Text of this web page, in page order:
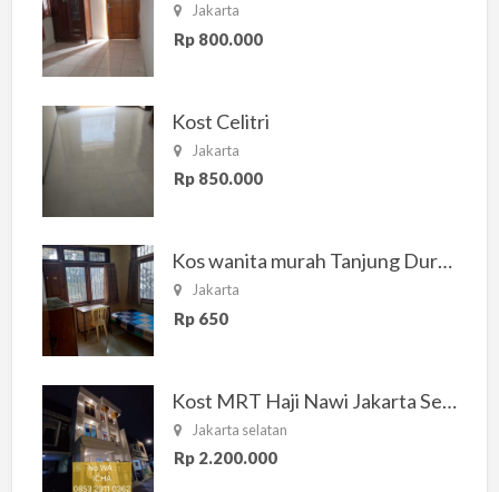
Jakarta
Rp 800.000
Kost Celitri
Jakarta
Rp 850.000
Kos wanita murah Tanjung Duren Jakarta Barat
Jakarta
Rp 650
Kost MRT Haji Nawi Jakarta Selatan
Jakarta selatan
Rp 2.200.000